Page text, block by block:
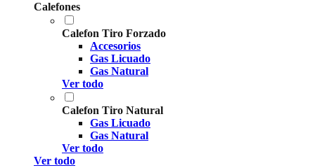
Calefones
Calefon Tiro Forzado
Accesorios
Gas Licuado
Gas Natural
Ver todo
Calefon Tiro Natural
Gas Licuado
Gas Natural
Ver todo
Ver todo